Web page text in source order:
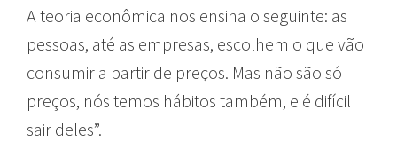
A teoria econômica nos ensina o seguinte: as
pessoas, até as empresas, escolhem o que vão
consumir a partir de preços. Mas não são só
preços, nós temos hábitos também, e é difícil
sair deles”.